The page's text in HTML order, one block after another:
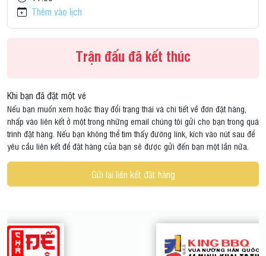
Thêm vào lịch
Trận đấu đã kết thúc
Khi bạn đã đặt một vé
Nếu bạn muốn xem hoặc thay đổi trạng thái và chi tiết về đơn đặt hàng,
nhấp vào liên kết ở một trong những email chúng tôi gửi cho bạn trong quá
trình đặt hàng. Nếu bạn không thể tìm thấy đường link, kích vào nút sau để
yêu cầu liên kết để đặt hàng của bạn sẽ được gửi đến bạn một lần nữa.
Gửi lại liên kết đặt hàng